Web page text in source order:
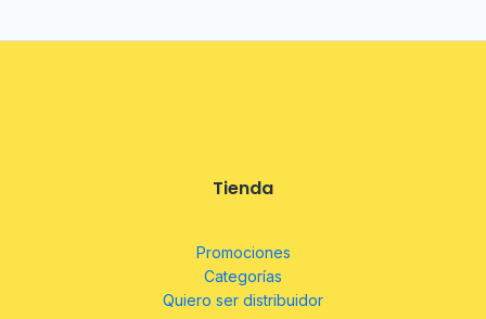
Tienda
Promociones
Categorías
Quiero ser distribuidor